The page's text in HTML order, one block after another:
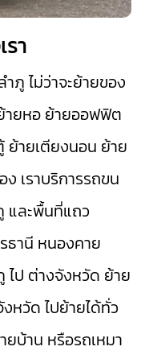
า
ำภูไม่ว่าจะย้ายของ
ายหอ ย้ายออฟฟิต
ย้ายเตียงนอน ย้าย
เราบริการรถขน
และพื้นที่แถว
ธานี หนองคาย
ไป ต่างจังหวัด ย้าย
หวัด ไปย้ายได้ทั่ว
บ้าน หรือรถเหมา